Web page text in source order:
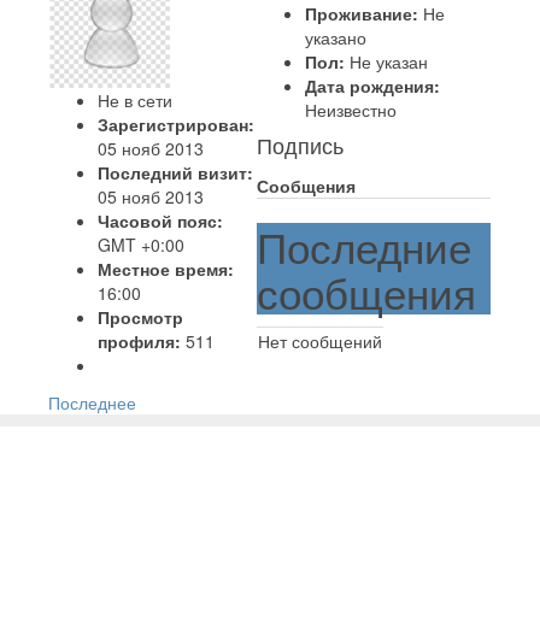
Не в сети
Зарегистрирован:
05 нояб 2013
Последний визит:
05 нояб 2013
Часовой пояс:
GMT +0:00
Местное время:
16:00
Просмотр
профиля: 511
Проживание: Не
указано
Пол: Не указан
Дата рождения:
Неизвестно
Подпись
Сообщения
Последние
сообщения
Нет сообщений
Последнее